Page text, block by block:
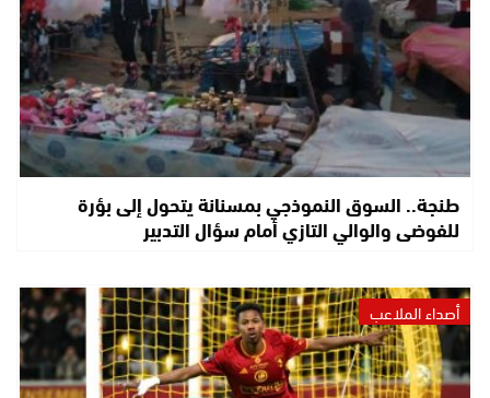
طنجة.. السوق النموذجي بمسنانة يتحول إلى بؤرة
للفوضى والوالي التازي أمام سؤال التدبير
أصداء الملاعب